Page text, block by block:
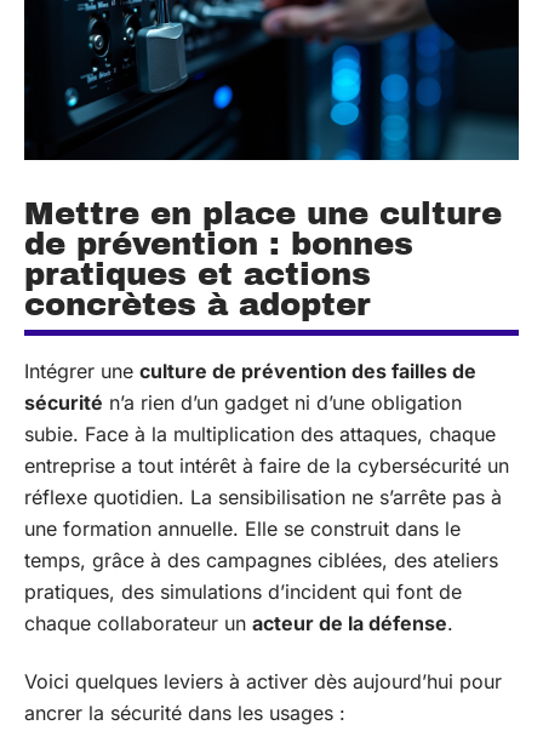
Mettre en place une culture
de prévention : bonnes
pratiques et actions
concrètes à adopter
Intégrer une culture de prévention des failles de
sécurité n’a rien d’un gadget ni d’une obligation
subie. Face à la multiplication des attaques, chaque
entreprise a tout intérêt à faire de la cybersécurité un
réflexe quotidien. La sensibilisation ne s’arrête pas à
une formation annuelle. Elle se construit dans le
temps, grâce à des campagnes ciblées, des ateliers
pratiques, des simulations d’incident qui font de
chaque collaborateur un acteur de la défense.
Voici quelques leviers à activer dès aujourd’hui pour
ancrer la sécurité dans les usages :